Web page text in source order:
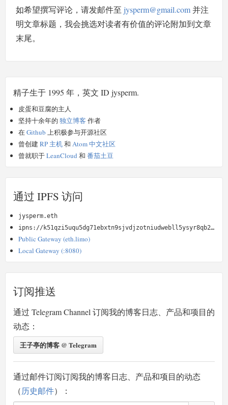
如希望撰写评论，请发邮件至 jysperm@gmail.com并注
明文章标题，我会挑选对读者有价值的评论附加到文章
末尾。
精子生于 1995 年，英文 ID jysperm.
皮蛋和豆腐的主人
坚持十余年的 独立博客 作者
在Github 上积极参与开源社区
曾创建 RP 主机和 Atom 中文社区
曾就职于LeanCloud 和 番茄土豆
通过 IPFS 访问
jysperm.eth
ipns://k51qzi5uqu5dg71ebxtn9sjvdjzotniudwebll5ysyr8qb2kz4oimyydvu9n5u
Public Gateway (eth.limo)
Local Gateway (:8080)
订阅推送
通过 Telegram Channel 订阅我的博客日志、产品和项目的
动态：
王子亭的博客 @ Telegram
通过邮件订阅订阅我的博客日志、产品和项目的动态
（历史邮件）：